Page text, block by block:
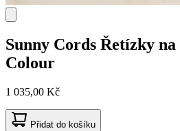
Sunny Cords Řetízky
Colour
1 035,00 Kč
Přidat do košíku